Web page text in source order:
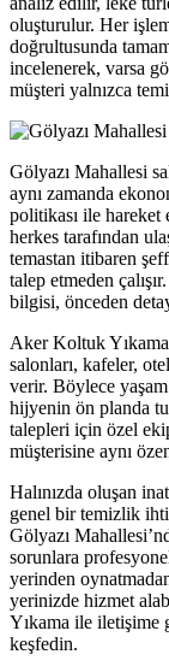
shortener
oluşturulur. Her
doğrultusunda
incelenerek, varsa
müşteri yalnızca
Gölyazı Mahallesi
aynı zamanda
politikası ile
herkes tarafından
temastan itibaren
talep etmeden
bilgisi, önceden
Aker Koltuk
salonları, kafeler,
verir. Böylece yaşam
hijyenin ön planda
talepleri için özel
müşterisine aynı
Halınızda oluşan
genel bir temizlik
Gölyazı
sorunlara
yerinden
yerinizde hizmet
Yıkama ile iletişime
keşfedin.